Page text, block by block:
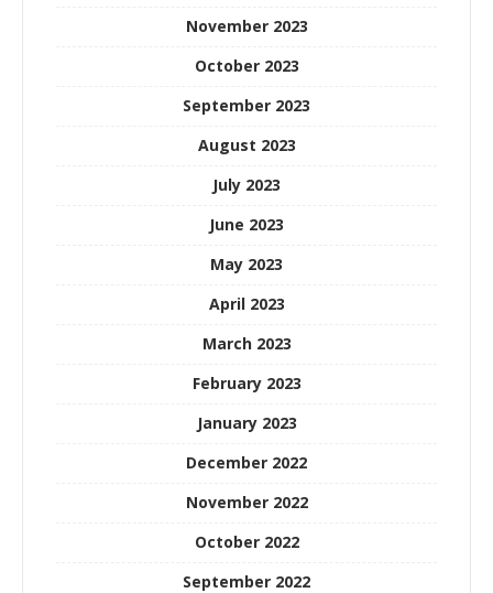
November 2023
October 2023
September 2023
August 2023
July 2023
June 2023
May 2023
April 2023
March 2023
February 2023
January 2023
December 2022
November 2022
October 2022
September 2022